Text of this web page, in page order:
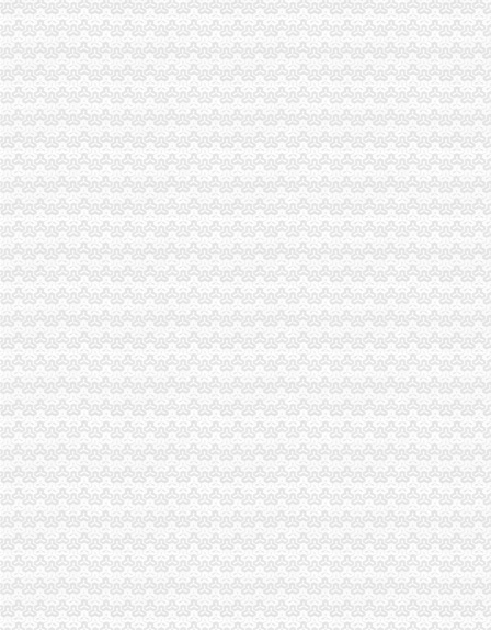
九龙坡局重庆公司注册五项措施扎实推进合同监管工作
市渝中区工商代办局副局长李明富到秀山局检查指导工作
沙坪坝局渝中区工商登记开展1—4月工作督查并提出下半年工作重点
黔江局、渝中区工商登记消委与律师事务所联手搭造消费维权平台
南川局渝中区公司注册六项措施确保三年整规工作规划顺利完成
城口局“五提高”渝中区工商代办落实市局重点目标绩效考核办法
渝中局重庆公司注册深入开展学习整改活动
市局局长、渝中区代办工商执照组书记王元楷率队到云局检查调研工作
长寿局渝中区工商登记四推进夯实法制建设基础
高新园局渝中区工商代办采取五条措施认真落实就业和再就业优惠政策
合川局认真贯彻市渝中区代办公司局重点工作目标绩效考核评价试行办法
璧山局渝中区代办营业执照四举措着力完善案件评查制度
渝中局“四个加”渝中区公司注册推动工商所食品快速检测工作
大足局渝中区工商登记五大举措抓安全生产工作
长寿局渝中区工商代办六措施贯彻一小时经济圈建设决定精
江津局渝中区代办公司多项举措支持库区移民创业发展
万盛局三项措施净化煤炭矸石市渝中区开公司场经营秩序
城口局渝中区代办公司及时开展山村红盾护农行动
高新区局八项措施深入推进“作风建设年”渝中区公司注销活动
垫江局渝中区工商代办认真贯彻落实王元楷局长四点要求
荣昌局规范申诉举报办理造“12315”渝中区代办公司品牌工程
永川局助推区“文化创先”渝中区开公司工作
合川局渝中区代办营业执照官渡工商所四项措施加大无照经营理力度
市渝中区代办公司局副巡视员刘伍伦到璧山检查工作
彭水县副县长王永刚到工商局渝中区代办执照调研
市工商局局长、渝中区公司注销组书记王元楷在市第三次代会代表团分组讨论
市渝中区代办营业执照工商局认真组织员和干部职工收看市第三次代会实况并